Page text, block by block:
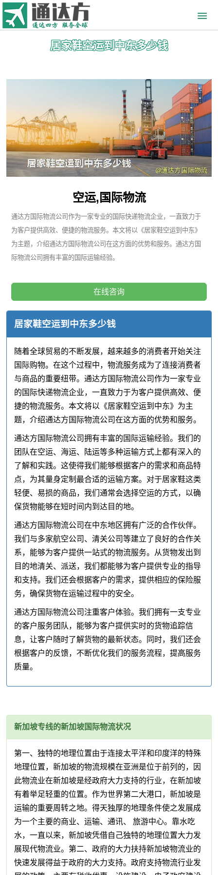
居家鞋空运到中东多少钱
空运,国际物流
通达方国际物流公司作为一家专业的国际快递物流企业，一直致力于
为客户提供高效、便捷的物流服务。本文将以《居家鞋空运到中东》
为主题，介绍通达方国际物流公司在这方面的优势和服务。通达方国
际物流公司拥有丰富的国际运输经验。
在线咨询
居家鞋空运到中东多少钱
随着全球贸易的不断发展，越来越多的消费者开始关注
国际购物。在这个过程中，物流服务成为了连接消费者
与商品的重要纽带。通达方国际物流公司作为一家专业
的国际快递物流企业，一直致力于为客户提供高效、便
捷的物流服务。本文将以《居家鞋空运到中东》为主
题，介绍通达方国际物流公司在这方面的优势和服务。
通达方国际物流公司拥有丰富的国际运输经验。我们的
团队在空运、海运、陆运等多种运输方式上都有深入的
了解和实践。这使得我们能够根据客户的需求和商品特
点，为其量身定制最合适的运输方案。对于居家鞋这类
轻便、易损的商品，我们通常会选择空运的方式，以确
保货物能够在短时间内到达目的地。
通达方国际物流公司在中东地区拥有广泛的合作伙伴。
我们与多家航空公司、清关公司等建立了良好的合作关
系，能够为客户提供一站式的物流服务。从货物发出到
目的地清关、派送，我们都能够为客户提供专业的指导
和支持。我们还会根据客户的需求，提供相应的保险服
务，确保货物在运输过程中的安全。
通达方国际物流公司注重客户体验。我们拥有一支专业
的客户服务团队，能够为客户提供实时的货物追踪信
息，让客户随时了解货物的最新状态。同时，我们还会
根据客户的反馈，不断优化我们的服务流程，提高服务
质量。
新加坡专线的新加坡国际物流状况
第一、独特的地理位置由于连接太平洋和印度洋的特殊
地理位置，新加坡的物流规模在亚洲是位于前列的，因
此物流业在新加坡是经政府大力支持的行业，在新加坡
有着举足轻重的位置。作为世界第二大港口，新加坡是
运输的重要周转之地。得天独厚的地理条件使之发展成
为一个主要的商业、运输、通讯、 旅游中心。靠水吃
水，一直以来，新加坡凭借自己独特的地理位置大力发
展现代物流业。第二、政府的大力扶持新加坡物流业的
快速发展得益于政府的大力支持。政府支持物流行业发